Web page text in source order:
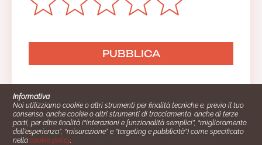
Informativa
Noi utilizziamo cookie o altri strumenti per finalità tecniche e, previo il tuo
consenso, anche cookie o altri strumenti di tracciamento, anche di terze
parti, per altre finalità (“interazioni e funzionalità semplici”, “miglioramento
dell'esperienza”, “misurazione” e “targeting e pubblicità”) come specificato
nellacookie policy.